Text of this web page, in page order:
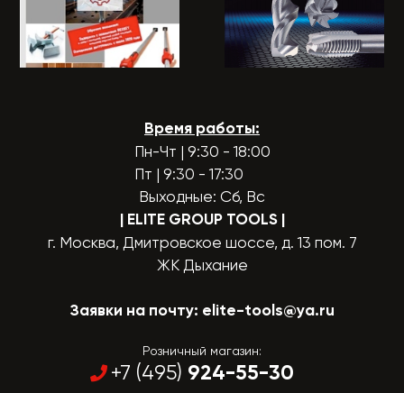
Время работы:
Пн-Чт | 9:30 - 18:00
Пт | 9:30 - 17:30
Выходные: Сб, Вс
| ELITE GROUP TOOLS |
г. Москва, Дмитровское шоссе, д. 13 пом. 7
ЖК Дыхание
Заявки на почту: elite-tools@ya.ru
Розничный магазин:
+7 (495) 924-55-30